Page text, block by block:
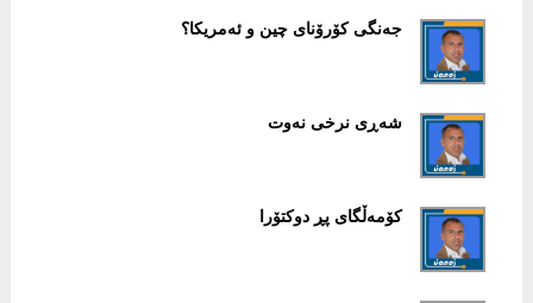
جەنگی کۆرۆنای چین و ئەمریکا؟
شەڕی نرخی نەوت
کۆمەڵگای پڕ دوکتۆرا